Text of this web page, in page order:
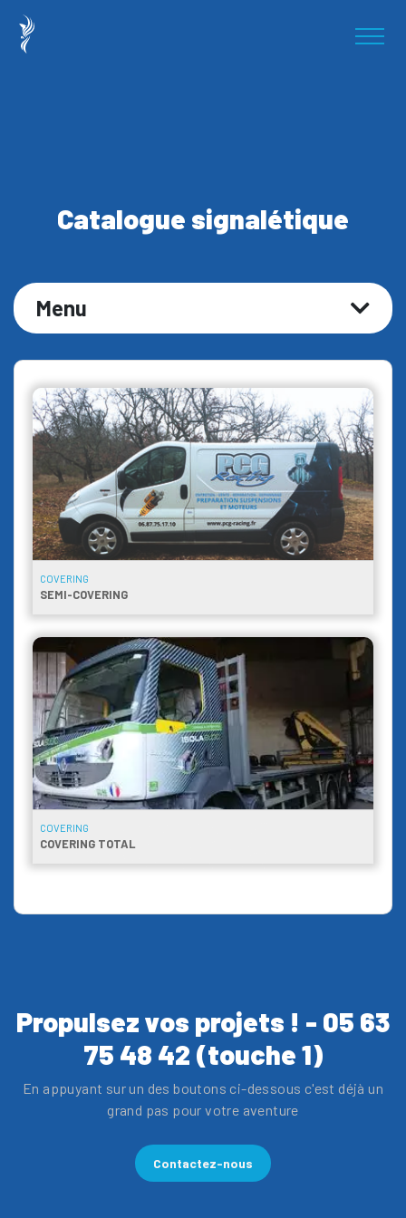
Catalogue signalétique
Menu
COVERING
SEMI-COVERING
COVERING
COVERING TOTAL
Propulsez vos projets ! - 05 63
75 48 42 (touche 1)
En appuyant sur un des boutons ci-dessous c'est déjà un
grand pas pour votre aventure
Contactez-nous